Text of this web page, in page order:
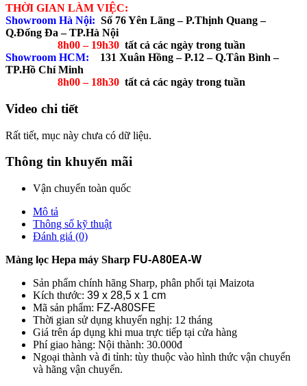
THỜI GIAN LÀM VIỆC:
Showroom Hà Nội: Số 76 Yên Lãng – P.Thịnh Quang –
Q.Đống Đa – TP.Hà Nội
8h00 – 19h30 tất cả các ngày trong tuần
Showroom HCM:
131 Xuân Hồng – P.12 – Q.Tân Bình –
TP.Hồ Chí Minh
8h00 – 18h30 tất cả các ngày trong tuần
Video chi tiết
Rất tiết, mục này chưa có dữ liệu.
Thông tin khuyến mãi
Vận chuyển toàn quốc
Mô tả
Thông số kỹ thuật
Đánh giá (0)
Màng lọc Hepa máy Sharp FU-A80EA-W
Sản phẩm chính hãng Sharp, phân phối tại Maizota
Kích thước: 39 x 28,5 x 1 cm
Mã sản phẩm: FZ-A80SFE
Thời gian sử dụng khuyến nghị: 12 tháng
Giá trên áp dụng khi mua trực tiếp tại cửa hàng
Phí giao hàng: Nội thành: 30.000đ
Ngoại thành và đi tỉnh: tùy thuộc vào hình thức vận chuyển
và hãng vận chuyển.